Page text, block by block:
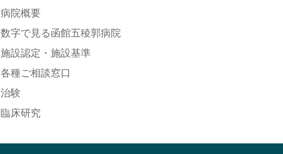
病院概要
数字で見る函館五稜郭病院
施設認定・施設基準
各種ご相談窓口
治験
臨床研究